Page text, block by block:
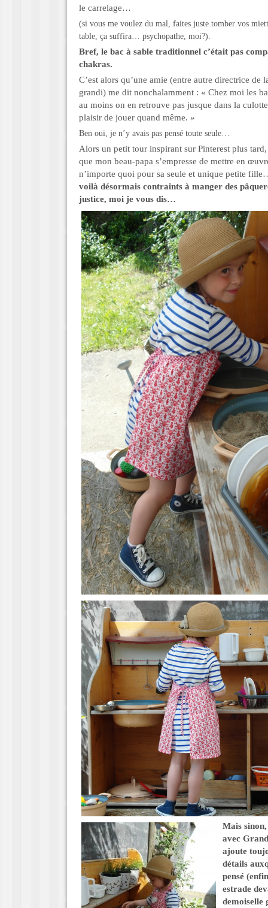
le carrelage…
(si vous me voulez du mal, faites juste tomber vos
table, ça suffira… psychopathe, moi?).
Bref, le bac à sable traditionnel c’était pas
chakras.
C’est alors qu’une amie (entre autre directrice de
grandi) me dit nonchalamment : « Chez moi les
au moins on en retrouve pas jusque dans la
plaisir de jouer quand même. »
Ben oui, je n’y avais pas pensé toute seule…
Alors un petit tour inspirant sur Pinterest plus
que mon beau-papa s’empresse de mettre en
n’importe quoi pour sa seule et unique petite
voilà désormais contraints à manger des
justice, moi je vous dis…
Mais
avec
ajoute
détails
pensé
estrade
demoiselle